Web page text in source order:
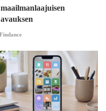
maailmanlaajuisen
avauksen
Findance